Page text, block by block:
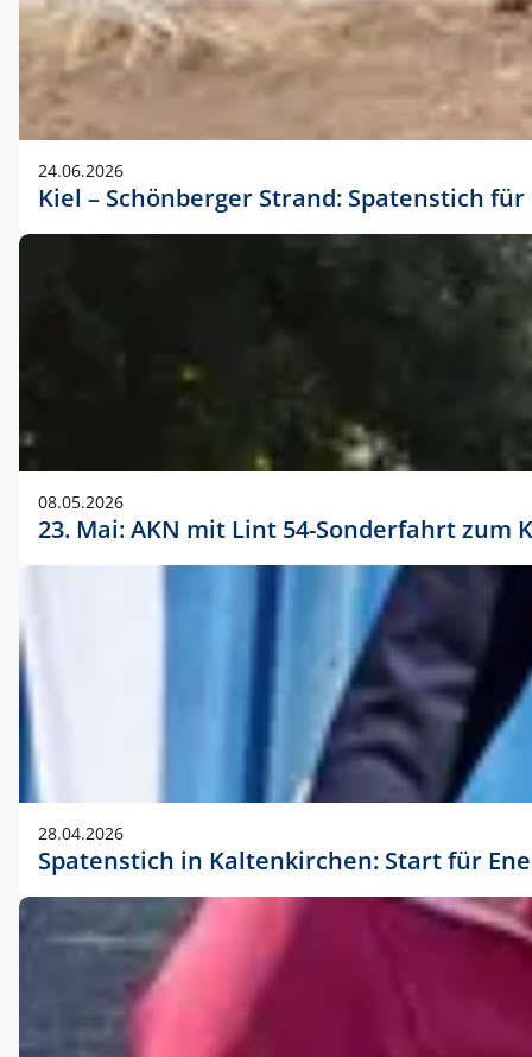
24.06.2026
Kiel – Schönberger Strand: Spatenstich
08.05.2026
23. Mai: AKN mit Lint 54-Sonderfahrt
28.04.2026
Spatenstich in Kaltenkirchen: Start für